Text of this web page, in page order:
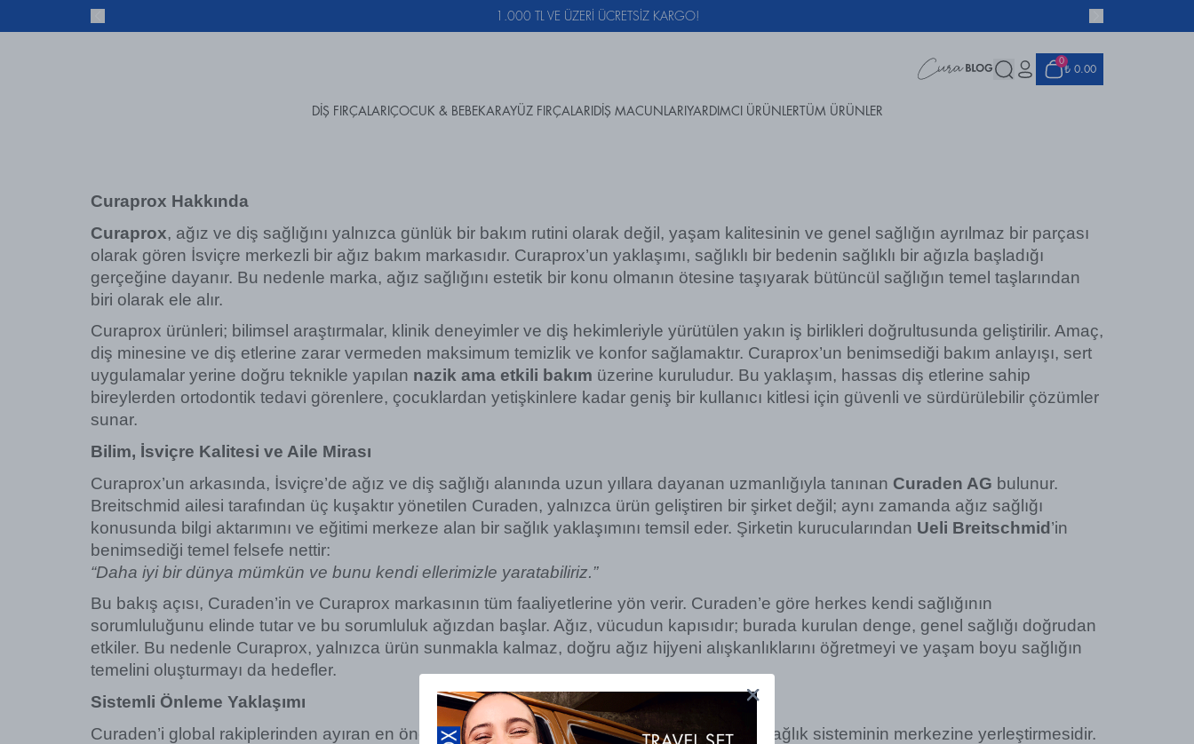
1.000 TL VE ÜZERİ ÜCRETSİZ KARGO!
DİŞ FIRÇALARI ÇOCUK & BEBEKARAYÜZ FIRÇALARI DİŞ MACUNLARI YARDIMCI ÜRÜNLER TÜM ÜRÜNLER
0
₺ 0.00
Curaprox Hakkında
Curaprox, ağız ve diş sağlığını yalnızca günlük bir bakım rutini olarak değil, yaşam kalitesinin ve genel sağlığın ayrılmaz bir parçası
olarak gören İsviçre merkezli bir ağız bakım markasıdır. Curaprox’un yaklaşımı, sağlıklı bir bedenin sağlıklı bir ağızla başladığı
gerçeğine dayanır. Bu nedenle marka, ağız sağlığını estetik bir konu olmanın ötesine taşıyarak bütüncül sağlığın temel taşlarından
biri olarak ele alır.
Curaprox ürünleri; bilimsel araştırmalar, klinik deneyimler ve diş hekimleriyle yürütülen yakın iş birlikleri doğrultusunda geliştirilir. Amaç,
diş minesine ve diş etlerine zarar vermeden maksimum temizlik ve konfor sağlamaktır. Curaprox’un benimsediği bakım anlayışı, sert
uygulamalar yerine doğru teknikle yapılan nazik ama etkili bakım üzerine kuruludur. Bu yaklaşım, hassas diş etlerine sahip
bireylerden ortodontik tedavi görenlere, çocuklardan yetişkinlere kadar geniş bir kullanıcı kitlesi için güvenli ve sürdürülebilir çözümler
sunar.
Bilim, İsviçre Kalitesi ve Aile Mirası
Curaprox’un arkasında, İsviçre’de ağız ve diş sağlığı alanında uzun yıllara dayanan uzmanlığıyla tanınan Curaden AG bulunur.
Breitschmid ailesi tarafından üç kuşaktır yönetilen Curaden, yalnızca ürün geliştiren bir şirket değil; aynı zamanda ağız sağlığı
konusunda bilgi aktarımını ve eğitimi merkeze alan bir sağlık yaklaşımını temsil eder. Şirketin kurucularından Ueli Breitschmid’in
benimsediği temel felsefe nettir:
“Daha iyi bir dünya mümkün ve bunu kendi ellerimizle yaratabiliriz.”
Bu bakış açısı, Curaden’in ve Curaprox markasının tüm faaliyetlerine yön verir. Curaden’e göre herkes kendi sağlığının
sorumluluğunu elinde tutar ve bu sorumluluk ağızdan başlar. Ağız, vücudun kapısıdır; burada kurulan denge, genel sağlığı doğrudan
etkiler. Bu nedenle Curaprox, yalnızca ürün sunmakla kalmaz, doğru ağız hijyeni alışkanlıklarını öğretmeyi ve yaşam boyu sağlığın
temelini oluşturmayı da hedefler.
Sistemli Önleme Yaklaşımı
Curaden’i global rakiplerinden ayıran en önemli unsurlardan biri, önlemeyi (prevention)
sağlık sisteminin merkezine yerleştirmesidir.